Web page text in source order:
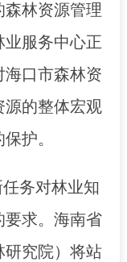
林资源管理
业服务中心正
海口市森林资
源的整体宏观
保护。
务对林业知
要求。海南省
研究院）将站